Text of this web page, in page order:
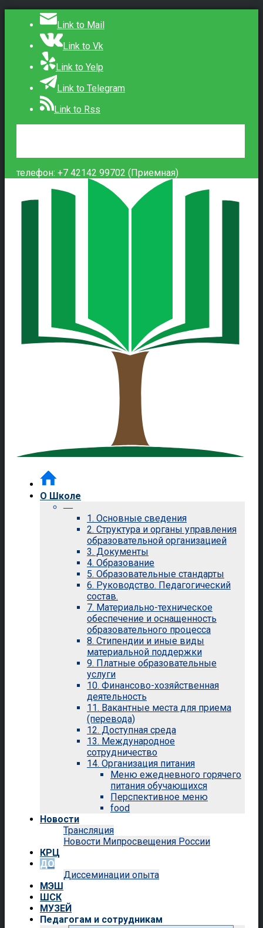
Link to Mail
Link to Vk
Link to Yelp
Link to Telegram
Link to Rss
телефон: +7 42142 99702 (Приемная)
О Школе
—
1. Основные сведения
2. Структура и органы управления
образовательной организацией
3. Документы
4. Образование
5. Образовательные стандарты
6. Руководство. Педагогический
состав.
7. Материально-техническое
обеспечение и оснащенность
образовательного процесса
8. Стипендии и иные виды
материальной поддержки
9. Платные образовательные
услуги
10. Финансово-хозяйственная
деятельность
11. Вакантные места для приема
(перевода)
12. Доступная среда
13. Международное
сотрудничество
14. Организация питания
Меню ежедневного горячего
питания обучающихся
Перспективное меню
food
Новости
Трансляция
Новости Мипросвещения России
КРЦ
ДО
Диссеминации опыта
МЭШ
ШСК
МУЗЕЙ
Педагогам и сотрудникам